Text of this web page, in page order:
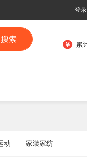
登
搜索
累
动 家装家纺